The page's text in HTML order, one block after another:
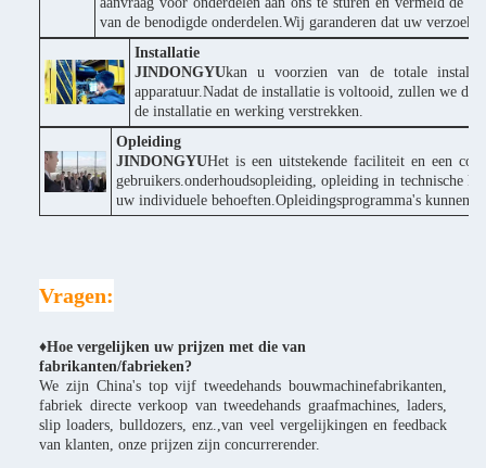
van de benodigde onderdelen.Wij garanderen dat uw verzoek
Installatie
JINDONGYUkan u voorzien van de totale
apparatuur.Nadat de installatie is voltooid, zullen we de
de installatie en werking verstrekken.
Opleiding
JINDONGYUHet is een uitstekende faciliteit en een
gebruikers.onderhoudsopleiding, opleiding in technische
uw individuele behoeften.Opleidingsprogramma's kunnen
Vragen:
♦Hoe vergelijken uw prijzen met die van
fabrikanten/fabrieken?
We zijn China's top vijf tweedehands bouwmachinefabrikanten,
fabriek directe verkoop van tweedehands graafmachines, laders,
slip loaders, bulldozers, enz.,van veel vergelijkingen en feedback
van klanten, onze prijzen zijn concurrerender.